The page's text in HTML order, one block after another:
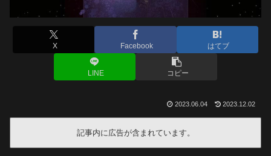
X Facebook はてブ
LINE コピー
2023.06.04 2023.12.02
記事内に広告が含まれています。